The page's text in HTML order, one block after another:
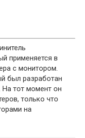
применяется в
с монитором.
был разработан
На тот момент он
только что
на